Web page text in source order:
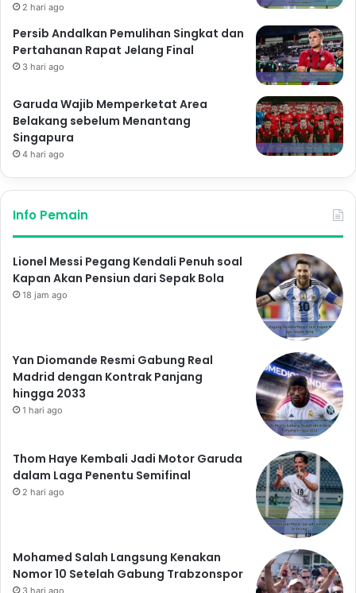
2 hari ago
Persib Andalkan Pemulihan Singkat dan
Pertahanan Rapat Jelang Final
3 hari ago
Garuda Wajib Memperketat Area
Belakang sebelum Menantang
Singapura
4 hari ago
Info Pemain
Lionel Messi Pegang Kendali Penuh soal
Kapan Akan Pensiun dari Sepak Bola
18 jam ago
Yan Diomande Resmi Gabung Real
Madrid dengan Kontrak Panjang
hingga 2033
1 hari ago
Thom Haye Kembali Jadi Motor Garuda
dalam Laga Penentu Semifinal
2 hari ago
Mohamed Salah Langsung Kenakan
Nomor 10 Setelah Gabung Trabzonspor
3 hari ago